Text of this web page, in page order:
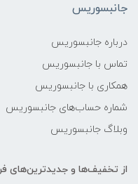
جانبسوریس
درباره جانبسوریس
تماس با جانبسوریس
همکاری با جانبسوریس
شماره حساب‌های جانبسوریس
وبلاگ جانبسوریس
از تخفیف‌ها و جدیدترین‌های